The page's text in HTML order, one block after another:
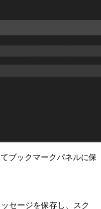
ブックマークパネルに保
セージを保存し、スク